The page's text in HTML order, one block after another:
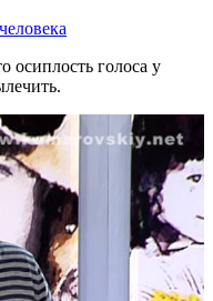
осиплость голоса у